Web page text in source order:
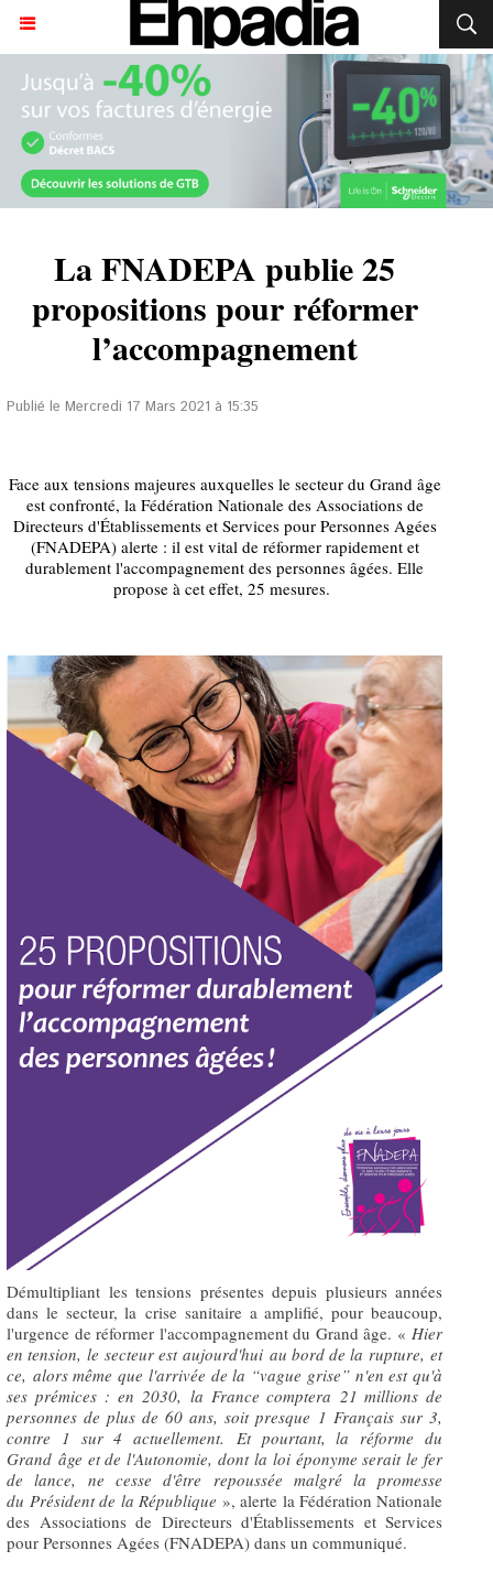
La FNADEPA publie 25
propositions pour réformer
l’accompagnement
Publié le Mercredi 17 Mars 2021 à 15:35
Face aux tensions majeures auxquelles le secteur du Grand âge
est confronté, la Fédération Nationale des Associations de
Directeurs d'Établissements et Services pour Personnes Agées
(FNADEPA) alerte : il est vital de réformer rapidement et
durablement l'accompagnement des personnes âgées. Elle
propose à cet effet, 25 mesures.
Démultipliant les tensions présentes depuis plusieurs années
dans le secteur, la crise sanitaire a amplifié, pour beaucoup,
l'urgence de réformer l'accompagnement du Grand âge. « Hier
en tension, le secteur est aujourd'hui au bord de la rupture, et
ce, alors même que l'arrivée de la “vague grise” n'en est qu'à
ses prémices : en 2030, la France comptera 21 millions de
personnes de plus de 60 ans, soit presque 1 Français sur 3,
contre 1 sur 4 actuellement. Et pourtant, la réforme du
Grand âge et de l'Autonomie, dont la loi éponyme serait le fer
de lance, ne cesse d'être repoussée malgré la promesse
du Président de la République», alerte la Fédération Nationale
des Associations de Directeurs d'Établissements et Services
pour Personnes Agées (FNADEPA) dans un communiqué.